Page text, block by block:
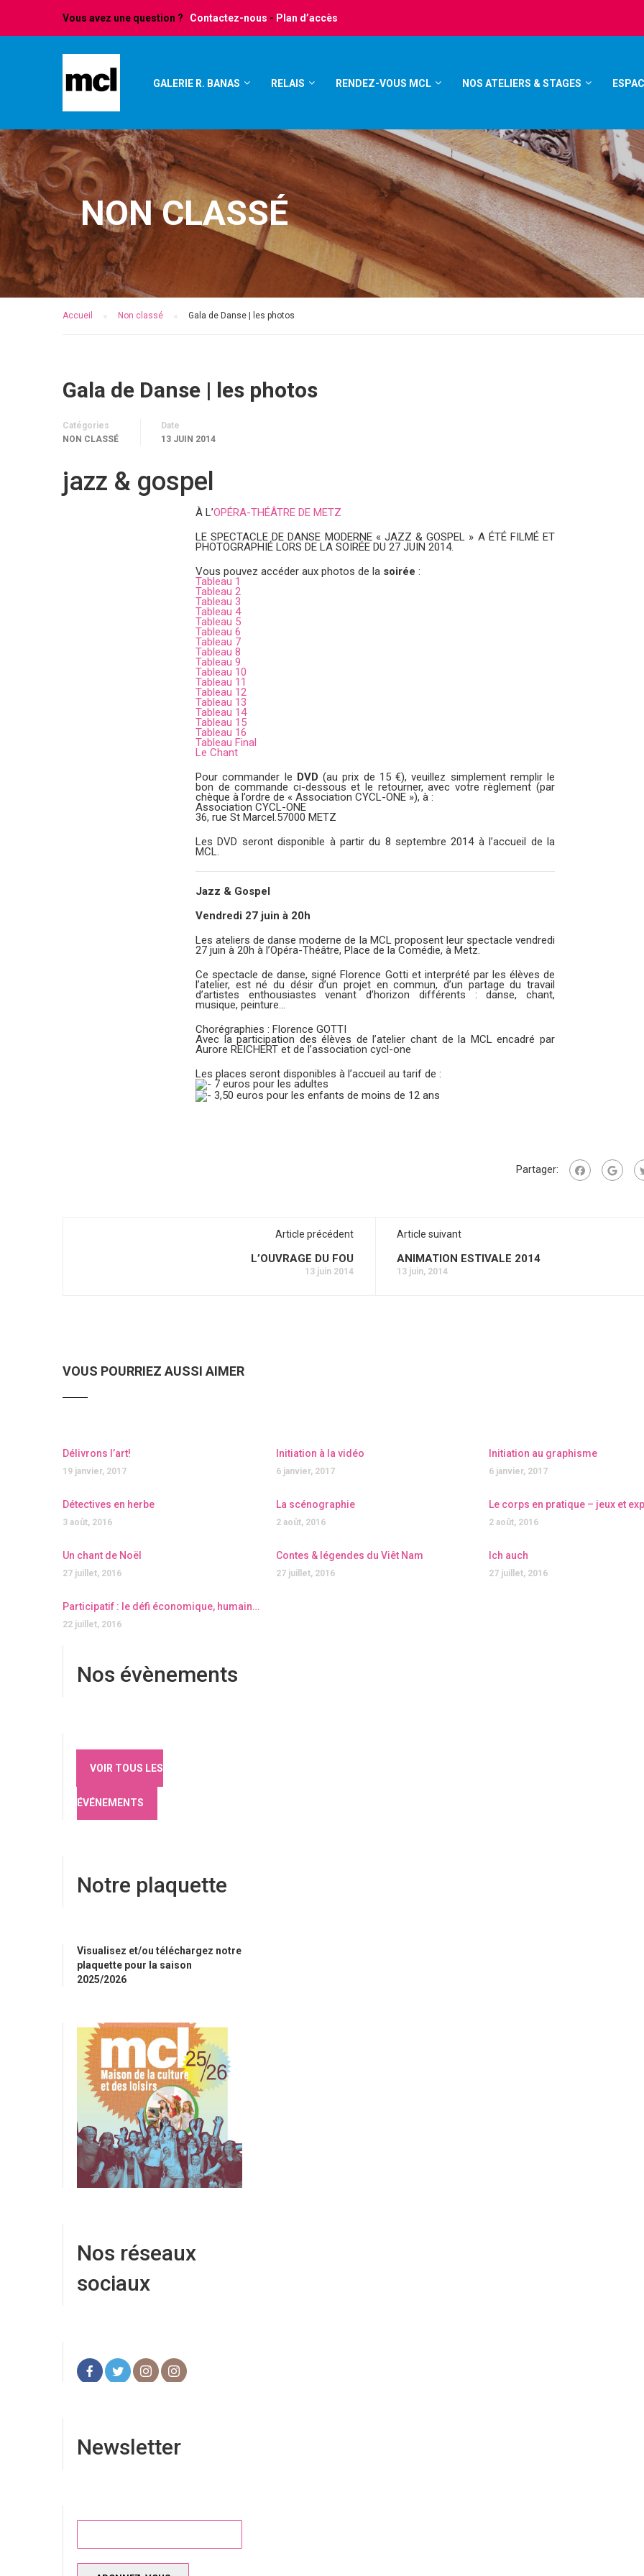
Vous avez une question ? Contactez-nous - Plan d’accès
GALERIE R. BANAS RELAIS RENDEZ-VOUS MCL NOS ATELIERS & STAGES
NON CLASSÉ
Accueil Non classé Gala de Danse | les photos
Gala de Danse | les photos
Catégories
NON CLASSÉ
Date
13 JUIN 2014
jazz & gospel
À L’OPÉRA-THÉÂTRE DE METZ
LE SPECTACLE DE DANSE MODERNE « JAZZ & GOSPEL » A ÉTÉ FILMÉ ET
PHOTOGRAPHIÉ LORS DE LA SOIRÉE DU 27 JUIN 2014.
Vous pouvez accéder aux photos de la soirée :
Tableau 1
Tableau 2
Tableau 3
Tableau 4
Tableau 5
Tableau 6
Tableau 7
Tableau 8
Tableau 9
Tableau 10
Tableau 11
Tableau 12
Tableau 13
Tableau 14
Tableau 15
Tableau 16
Tableau Final
Le Chant
Pour commander le DVD (au prix de 15 €), veuillez simplement remplir le
bon de commande ci-dessous et le retourner, avec votre règlement (par
chèque à l’ordre de « Association CYCL-ONE »), à :
Association CYCL-ONE
36, rue St Marcel.57000 METZ
Les DVD seront disponible à partir du 8 septembre 2014 à l’accueil de la
MCL.
Jazz & Gospel
Vendredi 27 juin à 20h
Les ateliers de danse moderne de la MCL proposent leur spectacle vendredi
27 juin à 20h à l’Opéra-Théâtre, Place de la Comédie, à Metz.
Ce spectacle de danse, signé Florence Gotti et interprété par les élèves de
l’atelier, est né du désir d’un projet en commun, d’un partage du travail
d’artistes enthousiastes venant d’horizon différents : danse, chant,
musique, peinture…
Chorégraphies : Florence GOTTI
Avec la participation des élèves de l’atelier chant de la MCL encadré par
Aurore REICHERT et de l’association cycl-one
Les places seront disponibles à l’accueil au tarif de :
7 euros pour les adultes
3,50 euros pour les enfants de moins de 12 ans
Partager:
Article précédent
L’OUVRAGE DU FOU
13 juin 2014
Article suivant
ANIMATION ESTIVALE 2014
13 juin, 2014
VOUS POURRIEZ AUSSI AIMER
Délivrons l’art!
19 janvier, 2017
Initiation à la vidéo
6 janvier, 2017
Initiation au graphisme
6 janvier, 2017
Détectives en herbe
3 août, 2016
La scénographie
2 août, 2016
Le corps en pratique – jeux et
2 août, 2016
Un chant de Noël
27 juillet, 2016
Contes & légendes du Viêt Nam
27 juillet, 2016
Ich auch
27 juillet, 2016
Participatif : le défi économique, humain et écologique de l’habitat
22 juillet, 2016
Nos évènements
VOIR TOUS LES
ÉVÉNEMENTS
Notre plaquette
Visualisez et/ou téléchargez notre
plaquette pour la saison
2025/2026
Nos réseaux
sociaux
Newsletter